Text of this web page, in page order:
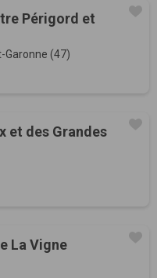
Périgord et
Garonne (47)
et des Grandes
La Vigne